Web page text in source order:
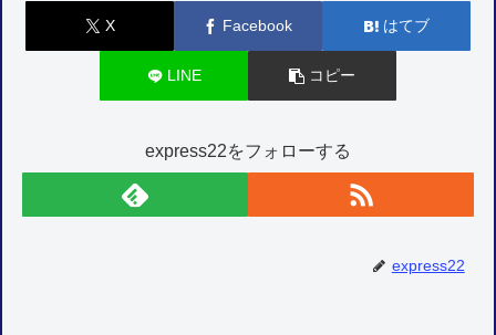
X Facebook はてブ
LINE コピー
express22をフォローする
express22